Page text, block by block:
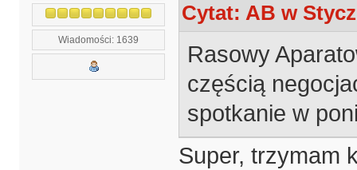
Wiadomości: 1639
Cytat: AB w
Rasowy
częścią
spotkanie w
Super, trzymam